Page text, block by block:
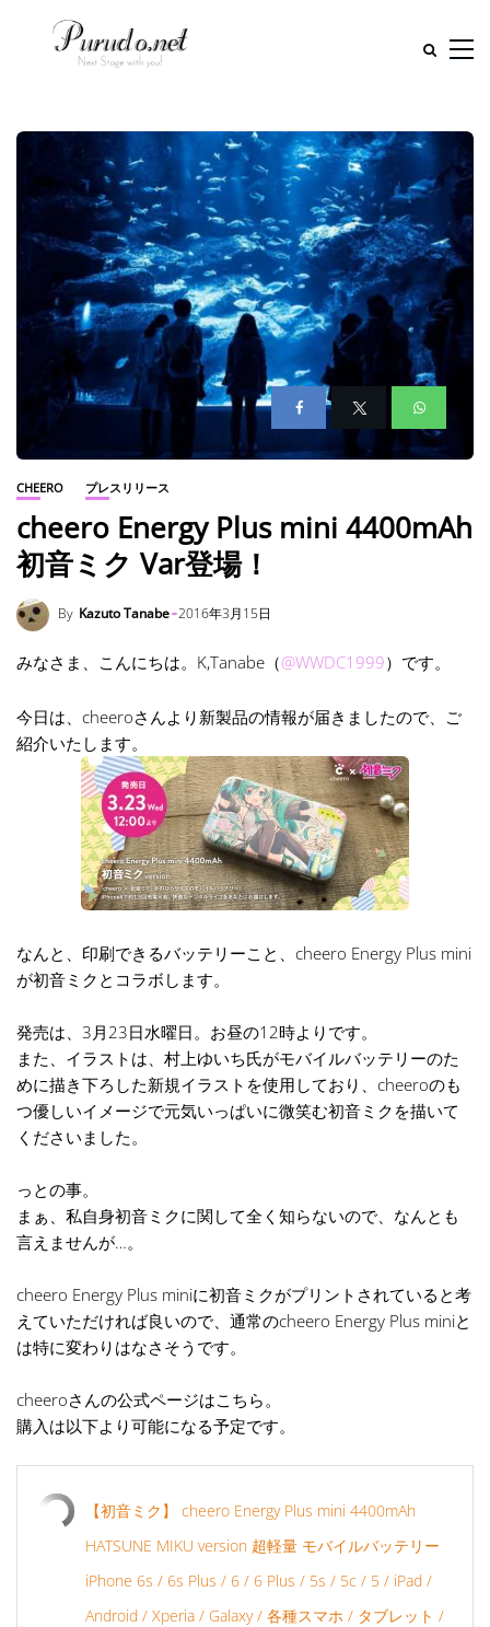
CHEERO プレスリリース
cheero Energy Plus mini 4400mAh
初音ミク Var登場！
By Kazuto Tanabe 2016年3月15日
みなさま、こんにちは。K,Tanabe（@WWDC1999）です。
今日は、cheeroさんより新製品の情報が届きましたので、ご
紹介いたします。
なんと、印刷できるバッテリーこと、cheero Energy Plus mini
が初音ミクとコラボします。
発売は、3月23日水曜日。お昼の12時よりです。
また、イラストは、村上ゆいち氏がモバイルバッテリーのた
めに描き下ろした新規イラストを使用しており、cheeroのも
つ優しいイメージで元気いっぱいに微笑む初音ミクを描いて
くださいました。
っとの事。
まぁ、私自身初音ミクに関して全く知らないので、なんとも
言えませんが…。
cheero Energy Plus miniに初音ミクがプリントされていると考
えていただければ良いので、通常のcheero Energy Plus miniと
は特に変わりはなさそうです。
cheeroさんの公式ページはこちら。
購入は以下より可能になる予定です。
【初音ミク】 cheero Energy Plus mini 4400mAh
HATSUNE MIKU version 超軽量 モバイルバッテリー
iPhone 6s / 6s Plus / 6 / 6 Plus / 5s / 5c / 5 / iPad /
Android / Xperia / Galaxy / 各種スマホ / タブレット /